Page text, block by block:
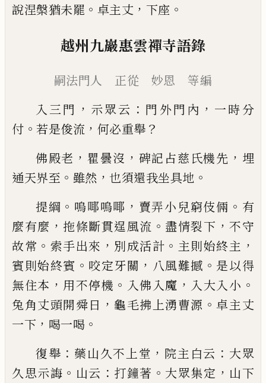
說涅槃猶未罷 。 卓主丈 ， 下座 。
越州九巖惠雲禪寺語錄
嗣法門人 正從 妙恩 等編
入三門 ， 示眾云 ： 門外門內 ， 一時分
付 。 若是俊流 ， 何必重舉 ？
佛殿老 ， 瞿曇沒 ， 碑記占慈氏機先 ， 埋
通天界至 。 雖然 ， 也須還我坐具地 。
提綱 。 嗚㖿嗚㖿 ， 賣弄小兒窮伎倆 。 有
麼有麼 ， 拖條斷貫逞風流 。 盡情裂下 ，不守
故常 。 索手出來 ， 別成活計 。 主則始終主 ，
賓則始終賓 。 咬定牙關 ， 八風難撼 。 是以得
無住本 ， 用不停機 。 入佛入魔 ， 入大入小 。
兔角丈頭開舜日 ，龜毛拂上湧曹源 。卓主丈
一下 ， 喝一喝 。
復舉 ： 藥山久不上堂 ， 院主白云 ： 大眾
久思示誨 。 山云 ： 打鐘著 。 大眾集定 ， 山下